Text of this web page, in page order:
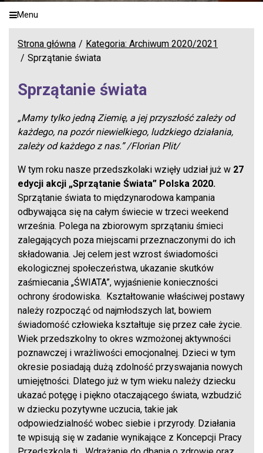
Menu
Strona główna
Kategoria: Archiwum 2020/2021
Sprzątanie świata
Sprzątanie świata
„Mamy tylko jedną Ziemię, a jej przyszłość zależy od
każdego, na pozór niewielkiego, ludzkiego działania,
zależy od każdego z nas.” /Florian Plit/
W tym roku nasze przedszkolaki wzięły udział już w 27
edycji akcji „Sprzątanie Świata” Polska 2020.
Sprzątanie świata to międzynarodowa kampania
odbywająca się na całym świecie w trzeci weekend
września. Polega na zbiorowym sprzątaniu śmieci
zalegających poza miejscami przeznaczonymi do ich
składowania. Jej celem jest wzrost świadomości
ekologicznej społeczeństwa, ukazanie skutków
zaśmiecania „ŚWIATA”, wyjaśnienie konieczności
ochrony środowiska. Kształtowanie właściwej postawy
należy rozpocząć od najmłodszych lat, bowiem
świadomość człowieka kształtuje się przez całe życie.
Wiek przedszkolny to okres wzmożonej aktywności
poznawczej i wrażliwości emocjonalnej. Dzieci w tym
okresie posiadają dużą zdolność przyswajania nowych
umiejętności. Dlatego już w tym wieku należy dziecku
ukazać potęgę i piękno otaczającego świata, wzbudzić
w dziecku pozytywne uczucia, takie jak
odpowiedzialność wobec siebie i przyrody. Działania
te wpisują się w zadanie wynikające z Koncepcji Pracy